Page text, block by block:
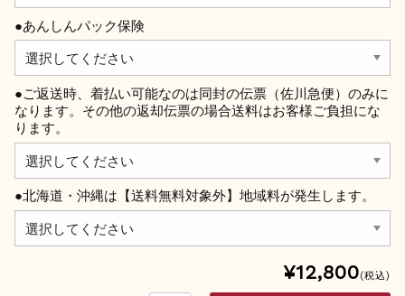
●あんしんパック保険
●ご返送時、着払い可能なのは同封の伝票（佐川急便）のみに
なります。その他の返却伝票の場合送料はお客様ご負担にな
ります。
●北海道・沖縄は【送料無料対象外】地域料が発生します。
¥12,800(税込)